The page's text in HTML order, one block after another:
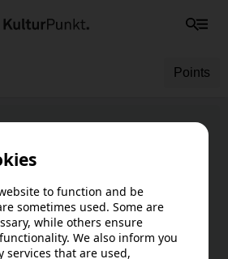
Points
ei digital formidlingsløype
Arne Garborg si litterære
som ho høyrer mest hei..